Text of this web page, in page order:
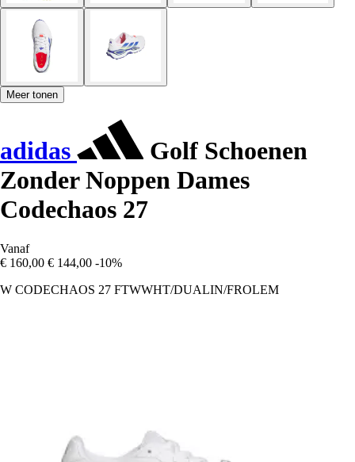
Meer tonen
adidas
Golf Schoenen
Zonder Noppen Dames
Codechaos 27
Vanaf
€ 160,00 € 144,00 -10%
W CODECHAOS 27 FTWWHT/DUALIN/FROLEM